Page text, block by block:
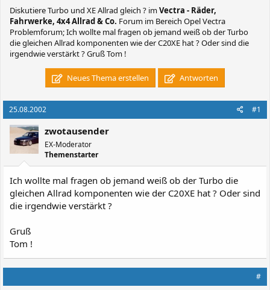
DiskutiereTurbo und XE Allrad gleich ? imVectra - Räder,
Fahrwerke, 4x4 Allrad & Co. Forum im Bereich Opel Vectra
Problemforum; Ich wollte mal fragen ob jemand weiß ob der Turbo
die gleichen Allrad komponenten wie der C20XE hat ? Oder sind die
irgendwie verstärkt ? Gruß Tom !
Neues Thema erstellen Antworten
25.08.2002 #1
zwotausender
EX-Moderator
Themenstarter
Ich wollte mal fragen ob jemand weiß ob der Turbo die
gleichen Allrad komponenten wie der C20XE hat ? Oder sind
die irgendwie verstärkt ?
Gruß
Tom !
#